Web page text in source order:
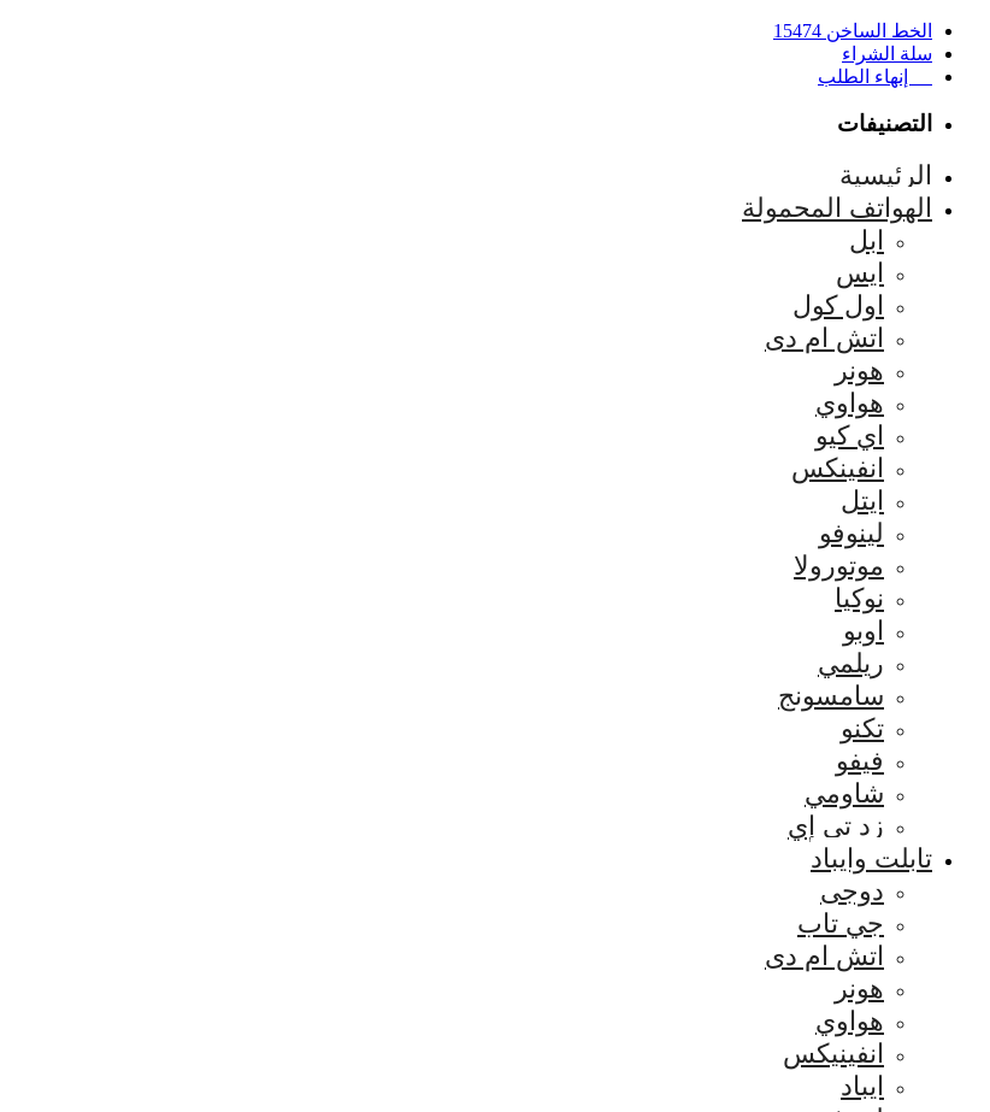
الخط الساخن 15474
سلة الشراء
إنهاء الطلب
التصنيفات
الرئيسية
الهواتف المحمولة
ابل
ايس
اول كول
اتش ام دى
هونر
هواوي
اي كيو
انفينكس
ايتل
لينوفو
موتورولا
نوكيا
اوبو
ريلمي
سامسونج
تكنو
فيفو
شاومي
زد تي إي
تابلت وايباد
دوجى
جي تاب
اتش ام دى
هونر
هواوي
انفينيكس
ايباد